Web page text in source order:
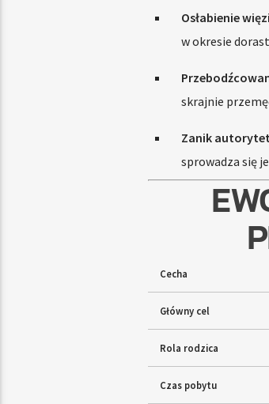
Osłabienie
w okresie
skrajnie
Zanik
sprowadza się
Cecha
Główny cel
Rola rodzica
Czas pobytu